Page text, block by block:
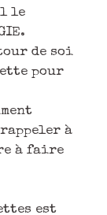
le
de soi
pour
rappeler à
à faire
est